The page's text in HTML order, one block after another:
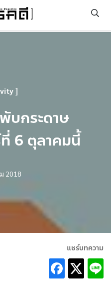
บกระดาษ
ที่ 6 ตุลาคมนี้
2018
แชร์บทความ